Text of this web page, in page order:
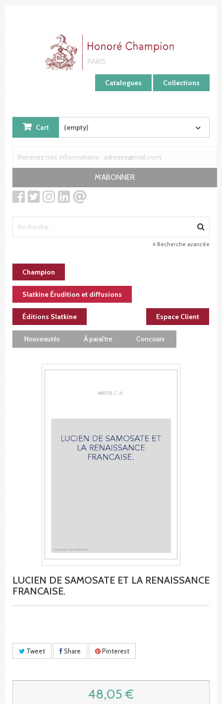
Catalogues Collections
Cart (empty)
M'ABONNER
Recherche avancée
Champion
Slatkine Érudition et diffusions
Éditions Slatkine Espace Client
Nouveautés À paraître Concours
LUCIEN DE SAMOSATE ET LA RENAISSANCE
FRANCAISE.
Tweet Share Pinterest
48,05 €